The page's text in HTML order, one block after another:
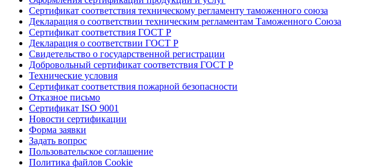
Сертификат соответствия техническому регламенту таможенного союза
Декларация о соответствии техническим регламентам Таможенного Союза
Сертификат соответствия ГОСТ Р
Декларация о соответствии ГОСТ Р
Свидетельство о государственной регистрации
Добровольный сертификат соответствия ГОСТ Р
Технические условия
Сертификат соответствия пожарной безопасности
Отказное письмо
Сертификат ISO 9001
Новости сертификации
Форма заявки
Задать вопрос
Пользовательское соглашение
Политика файлов Cookie